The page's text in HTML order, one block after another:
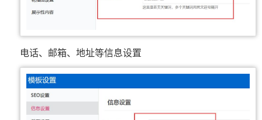
电话、邮箱、地址等信息设置